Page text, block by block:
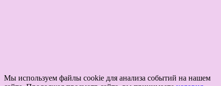
Мы используем файлы cookie для анализа событий на нашем